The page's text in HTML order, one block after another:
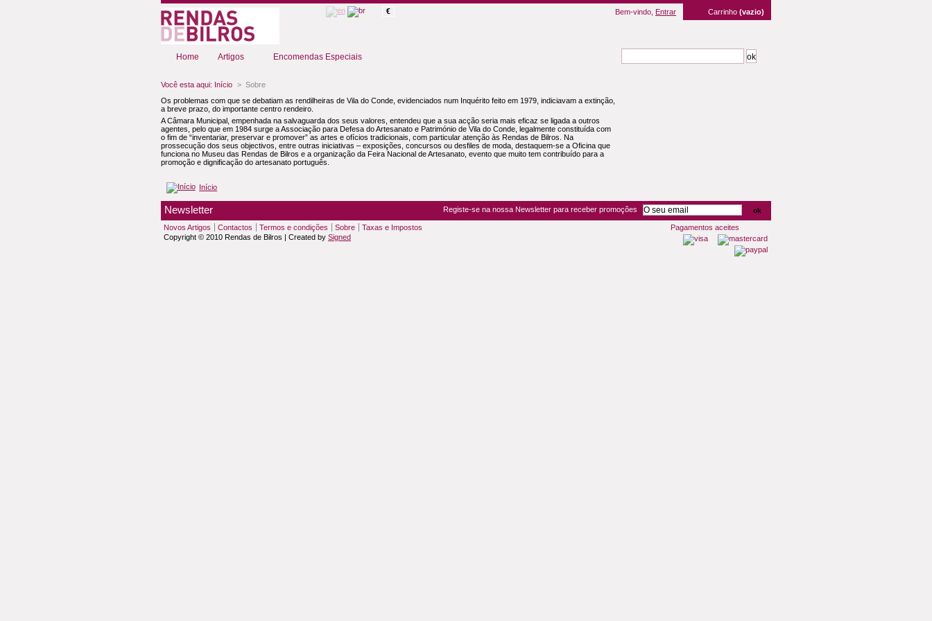
€ Carrinho (vazio)
Bem-vindo, Entrar
Home Artigos Encomendas Especiais
Você esta aqui: Início > Sobre
Os problemas com que se debatiam as rendilheiras de Vila do Conde, evidenciados num Inquérito feito em 1979, indiciavam a extinção,
a breve prazo, do importante centro rendeiro.
A Câmara Municipal, empenhada na salvaguarda dos seus valores, entendeu que a sua acção seria mais eficaz se ligada a outros
agentes, pelo que em 1984 surge a Associação para Defesa do Artesanato e Património de Vila do Conde, legalmente constituída com
o fim de “inventariar, preservar e promover” as artes e ofícios tradicionais, com particular atenção às Rendas de Bilros. Na
prossecução dos seus objectivos, entre outras iniciativas – exposições, concursos ou desfiles de moda, destaquem-se a Oficina que
funciona no Museu das Rendas de Bilros e a organização da Feira Nacional de Artesanato, evento que muito tem contribuído para a
promoção e dignificação do artesanato português.
Início
Newsletter Registe-se na nossa Newsletter para receber promoções
Novos Artigos Contactos Termos e condições Sobre
Taxas e Impostos
Copyright © 2010 Rendas de Bilros | Created by Signed
Pagamentos aceites